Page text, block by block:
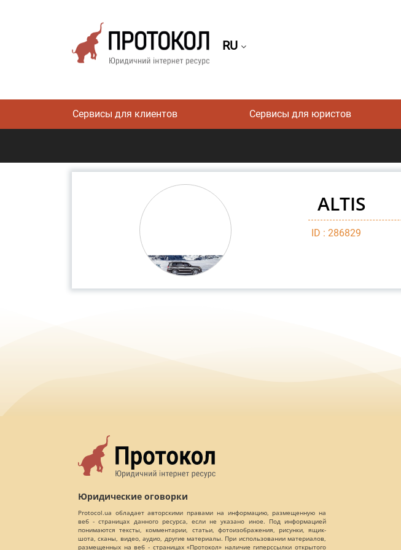
RU
Сервисы для клиентов Сервисы для юристов
ALTIS
ID : 286829
Юридические оговорки
Protocol.ua обладает авторскими правами на информацию, размещенную на
веб - страницах данного ресурса, если не указано иное. Под информацией
понимаются тексты, комментарии, статьи, фотоизображения, рисунки, ящик-
шота, сканы, видео, аудио, другие материалы. При использовании материалов,
размещенных на веб - страницах «Протокол» наличие гиперссылки открытого